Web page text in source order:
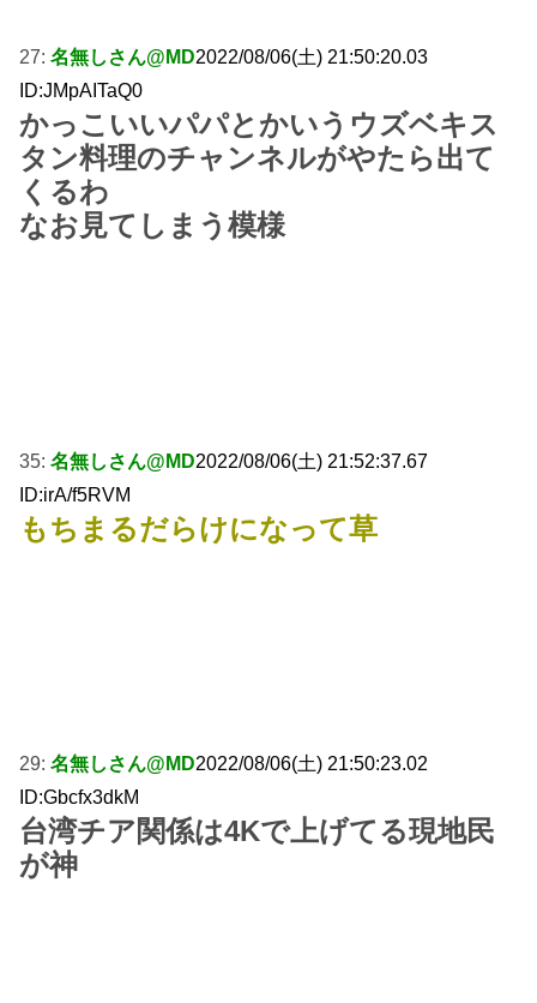
27: 名無しさん@MD2022/08/06(土) 21:50:20.03
ID:JMpAITaQ0
かっこいいパパとかいうウズベキス
タン料理のチャンネルがやたら出て
くるわ
なお見てしまう模様
35: 名無しさん@MD2022/08/06(土) 21:52:37.67
ID:irA/f5RVM
もちまるだらけになって草
29: 名無しさん@MD2022/08/06(土) 21:50:23.02
ID:Gbcfx3dkM
台湾チア関係は4Kで上げてる現地民
が神